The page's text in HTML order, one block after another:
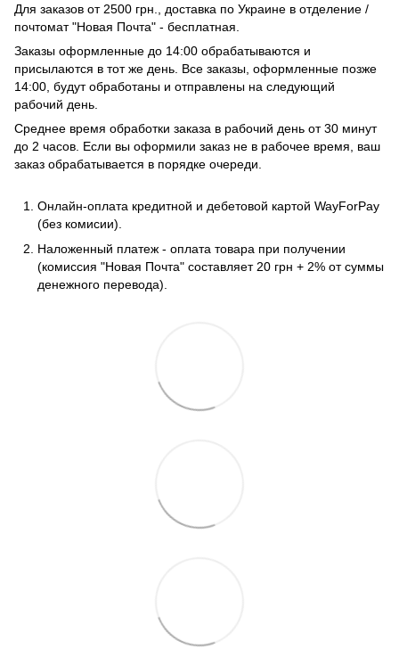
Для заказов от 2500 грн., доставка по Украине в отделение /
почтомат "Новая Почта" - бесплатная.
Заказы оформленные до 14:00 обрабатываются и
присылаются в тот же день. Все заказы, оформленные позже
14:00, будут обработаны и отправлены на следующий
рабочий день.
Среднее время обработки заказа в рабочий день от 30 минут
до 2 часов. Если вы оформили заказ не в рабочее время, ваш
заказ обрабатывается в порядке очереди.
Онлайн-оплата кредитной и дебетовой картой WayForPay
(без комисии).
Наложенный платеж - оплата товара при получении
(комиссия "Новая Почта" составляет 20 грн + 2% от суммы
денежного перевода).